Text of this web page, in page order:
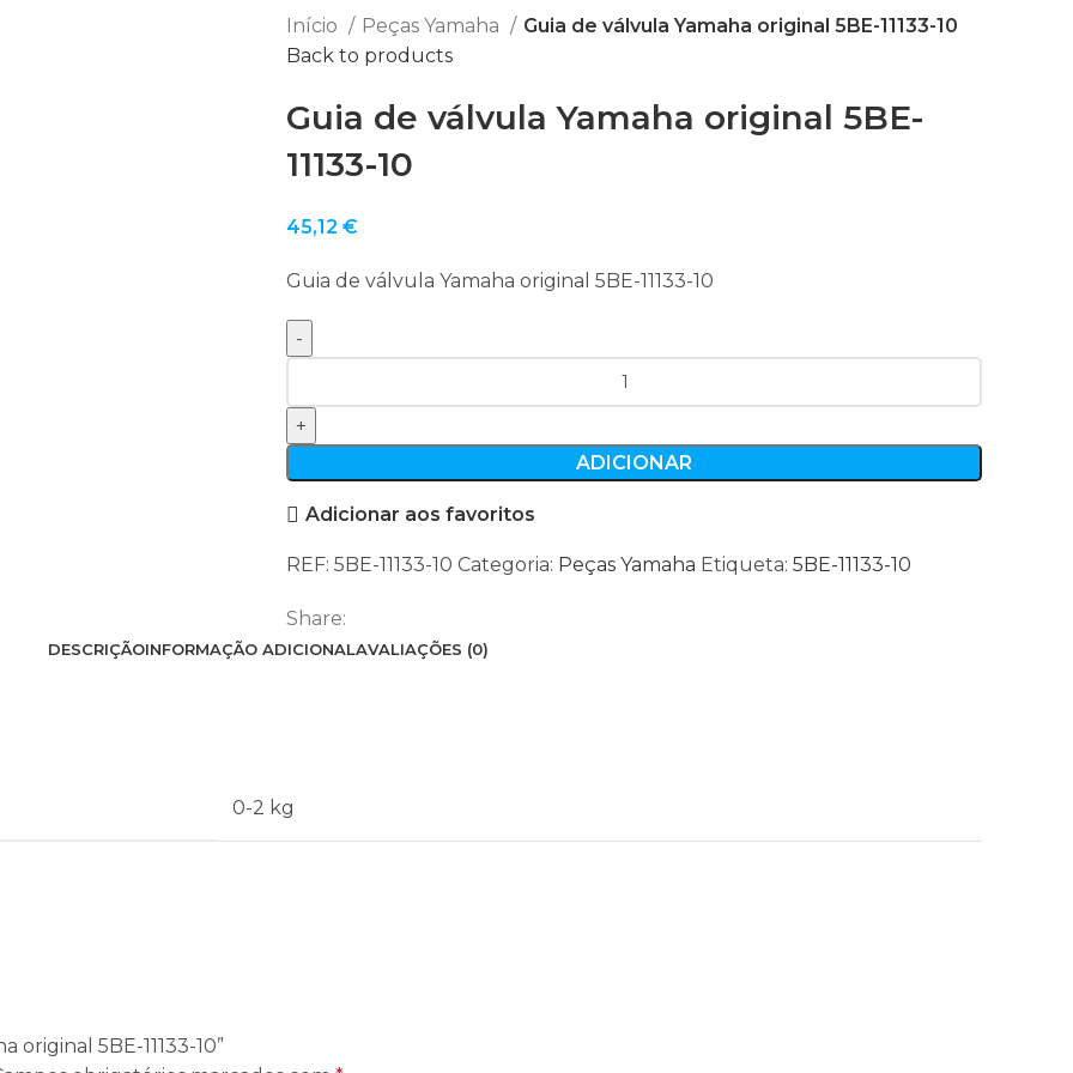
Início Peças Yamaha
Guia de válvula Yamaha original 5BE-11133-10
Back to products
Guia de válvula Yamaha original 5BE-
11133-10
45,12 €
Guia de válvula Yamaha original 5BE-11133-10
de
Guia
Yamaha
11133-
10
ADICIONAR
Adicionar aos favoritos
REF: 5BE-11133-10 Categoria: Peças Yamaha Etiqueta: 5BE-11133-10
Share:
DESCRIÇÃOINFORMAÇÃO ADICIONALAVALIAÇÕES (0)
0-2 kg
original 5BE-11133-10”